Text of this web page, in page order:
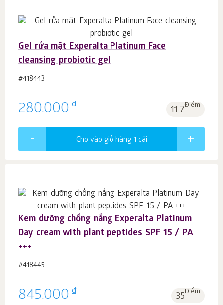
Gel rửa mặt Experalta Platinum Face
cleansing probiotic gel
#418443
280.000 ₫ 11.7Điểm
Cho vào giỏ hàng 1 cái
Kem dưỡng chống nắng Experalta Platinum
Day cream with plant peptides SPF 15 / PA
+++
#418445
845.000 ₫ 35Điểm